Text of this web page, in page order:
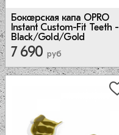
Боксерская капа OPRO
Instant Custom-Fit Teeth -
Black/Gold/Gold
7 690 руб